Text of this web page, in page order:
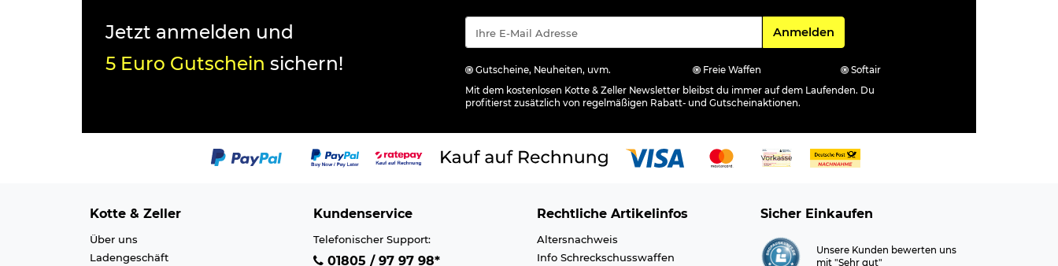
Jetzt anmelden und
5 Euro Gutschein sichern!
Für den Newsletter
Anmelden
Gutscheine, Neuheiten, uvm. Freie Waffen
Softair
Mit dem kostenlosen Kotte & Zeller Newsletter bleibst du immer auf dem Laufenden. Du
profitierst zusätzlich von regelmäßigen Rabatt- und Gutscheinaktionen.
Kotte & Zeller
Über uns
Ladengeschäft
Kundenservice
Telefonischer Support:
01805 / 97 97 98*
Rechtliche Artikelinfos
Altersnachweis
Info Schreckschusswaffen
Sicher Einkaufen
Unsere Kunden bewerten uns
mit "Sehr gut"